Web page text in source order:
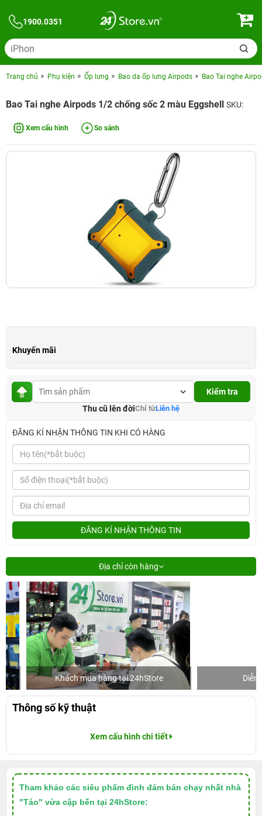
1900.0351
Trang chủ Phụ kiện Ốp lưng Bao da ốp lưng Airpods Bao Tai nghe
Bao Tai nghe Airpods 1/2 chống sốc 2 màu Eggshell SKU:
Xem cấu hình So sánh
Khuyến mãi
Kiểm tra
Thu cũ lên đờiChỉ từLiên hệ
ĐĂNG KÍ NHẬN THÔNG TIN KHI CÓ HÀNG
ĐĂNG KÍ NHẬN THÔNG TIN
Địa chỉ còn hàng
Khách mua hàng tại 24hStore Diễn viên
Thông số kỹ thuật
Xem cấu hình chi tiết
Tham khảo các siêu phẩm đình đám bán chạy nhất nhà
"Táo" vừa cập bến tại 24hStore: